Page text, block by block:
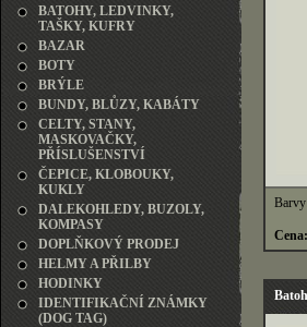
BATOHY, LEDVINKY,
TAŠKY, KUFRY
BAZAR
BOTY
BRÝLE
BUNDY, BLŮZY, KABÁTY
CELTY, STANY,
MASKOVAČKY,
PŘÍSLUŠENSTVÍ
ČEPICE, KLOBOUKY,
KUKLY
DALEKOHLEDY, BUZOLY,
KOMPASY
DOPLŇKOVÝ PRODEJ
HELMY A PŘILBY
HODINKY
IDENTIFIKAČNÍ ZNÁMKY
(DOG TAG)